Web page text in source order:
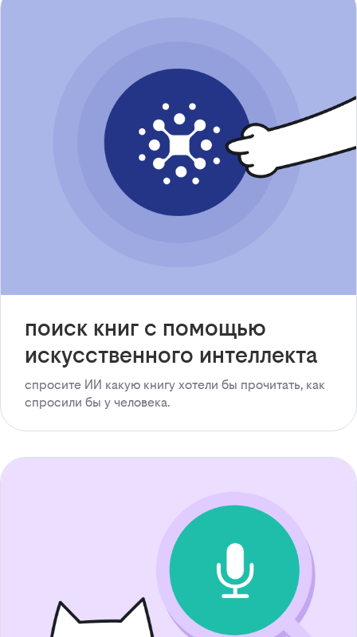
поиск книг с помощью
искусственного интеллекта
спросите ИИ какую книгу хотели бы прочитать, как
спросили бы у человека.